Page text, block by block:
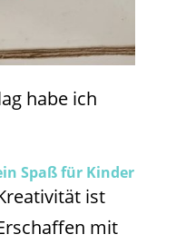
habe ich
Spaß für Kinder
ist
mit